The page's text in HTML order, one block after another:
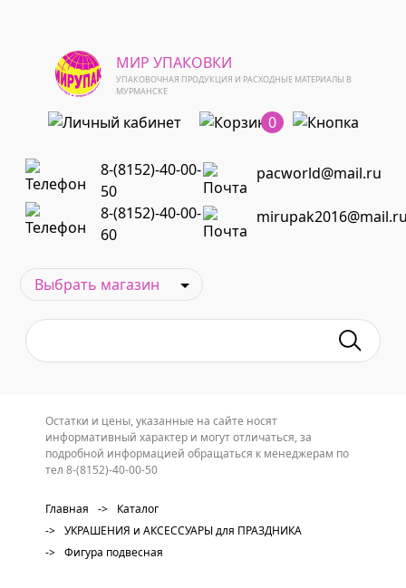
МИР УПАКОВКИ
УПАКОВОЧНАЯ ПРОДУКЦИЯ И РАСХОДНЫЕ МАТЕРИАЛЫ В
МУРМАНСКЕ
0
8-(8152)-40-00-
50
pacworld@mail.ru
8-(8152)-40-00-
60
Остатки и цены, указанные на сайте носят
информативный характер и могут отличаться, за
подробной информацией обращаться к менеджерам по
тел 8-(8152)-40-00-50
Главная ->
Каталог
-> УКРАШЕНИЯ и АКСЕССУАРЫ для ПРАЗДНИКА
-> Фигура подвесная